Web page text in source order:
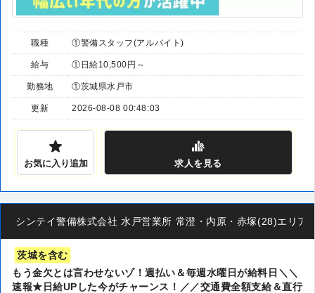
職種 ①警備スタッフ(アルバイト)
給与 ①日給10,500円～
勤務地 ①茨城県水戸市
更新 2026-08-08 00:48:03
お気に入り追加 求人 を見る
シンテイ警備株式会社 水戸営業所 常澄・内原・赤塚(28)エリア
茨城を含む
もう金欠とは言わせないゾ！週払い＆毎週水曜日が給料日＼＼
速報★日給UPした今がチャーンス！／／交通費全額支給＆直行